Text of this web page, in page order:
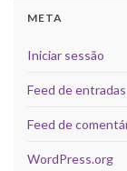
META
Iniciar sessão
Feed de entradas
Feed de
WordPress.org